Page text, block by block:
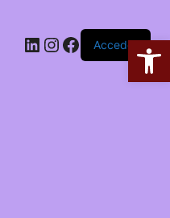
Acceder